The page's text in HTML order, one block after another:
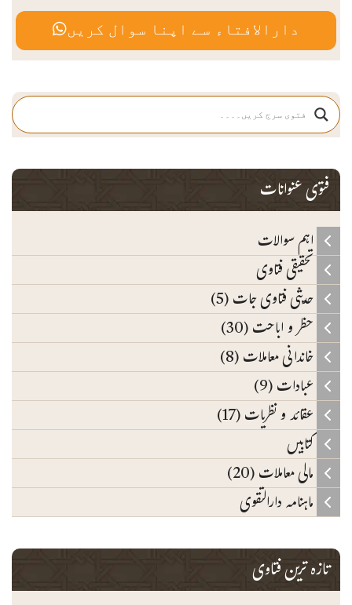
دارالافتاء سے اپنا سوال کریں
فتوی عنوانات
اہم سوالات
تحقیقی فتاوی
حدیثی فتاوی جات (5)
حظر و اباحت (30)
خاندانی معاملات (8)
عبادات (9)
عقائد و نظریات (17)
کتابیں
مالی معاملات (20)
ماہنامہ دارالتقوی
تازہ ترین فتاوی